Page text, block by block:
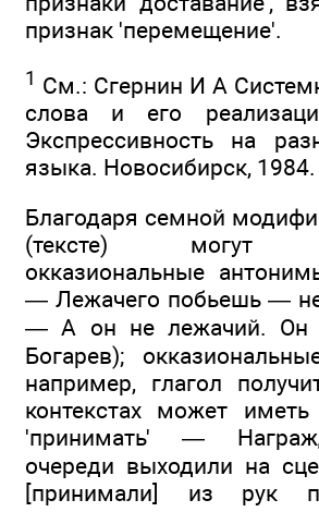
признак 'перемещение'.
1 См.: Сгернин И А
слова и его
Экспрессивность на
языка. Новосибирск, 1984.
Благодаря семной
(тексте) могут
окказиональные
— Лежачего побьешь —
— А он не лежачий. Он
Богарев);
например, глагол
контекстах может иметь
'принимать' —
очереди выходили на
[принимали] из рук